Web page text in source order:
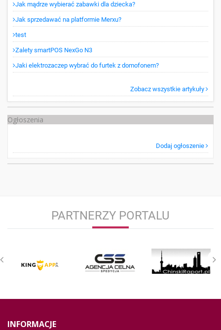
Jak mądrze wybierać zabawki dla dziecka?
Jak sprzedawać na platformie Merxu?
test
Zalety smartPOS NexGo N3
Jaki elektrozaczep wybrać do furtek z domofonem?
Zobacz wszystkie artykuły
Ogłoszenia
Dodaj ogłoszenie
PARTNERZY PORTALU
INFORMACJE